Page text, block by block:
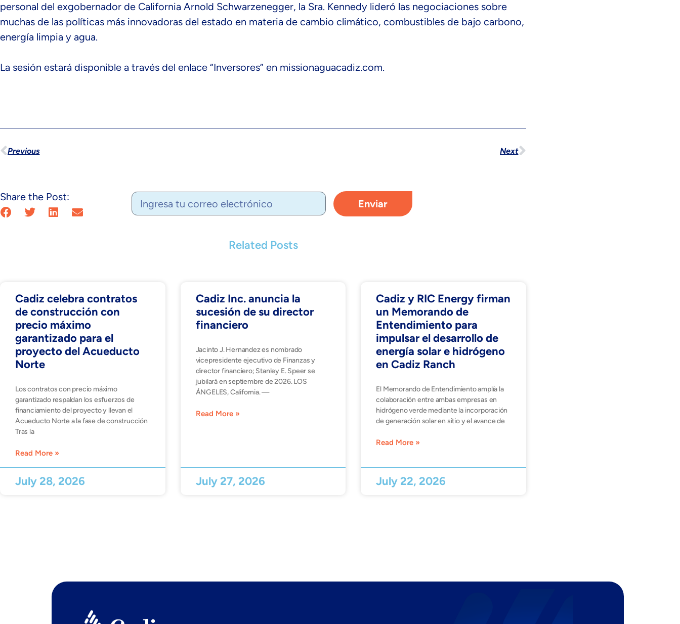
personal del exgobernador de California Arnold Schwarzenegger, la Sra. Kennedy lideró las negociaciones sobre
muchas de las políticas más innovadoras del estado en materia de cambio climático, combustibles de bajo carbono,
energía limpia y agua.
La sesión estará disponible a través del enlace “Inversores” en missionaguacadiz.com.
Previous Next
Share the Post:
Enviar
Related Posts
Cadiz celebra contratos
de construcción con
precio máximo
garantizado para el
proyecto del Acueducto
Norte
Los contratos con precio máximo
garantizado respaldan los esfuerzos de
financiamiento del proyecto y llevan el
Acueducto Norte a la fase de construcción
Tras la
Read More »
July 28, 2026
Cadiz Inc. anuncia la
sucesión de su director
financiero
Jacinto J. Hernandez es nombrado
vicepresidente ejecutivo de Finanzas y
director financiero; Stanley E. Speer se
jubilará en septiembre de 2026. LOS
ÁNGELES, California. —
Read More »
July 27, 2026
Cadiz y RIC Energy firman
un Memorando de
Entendimiento para
impulsar el desarrollo de
energía solar e hidrógeno
en Cadiz Ranch
El Memorando de Entendimiento amplía la
colaboración entre ambas empresas en
hidrógeno verde mediante la incorporación
de generación solar en sitio y el avance de
Read More »
July 22, 2026